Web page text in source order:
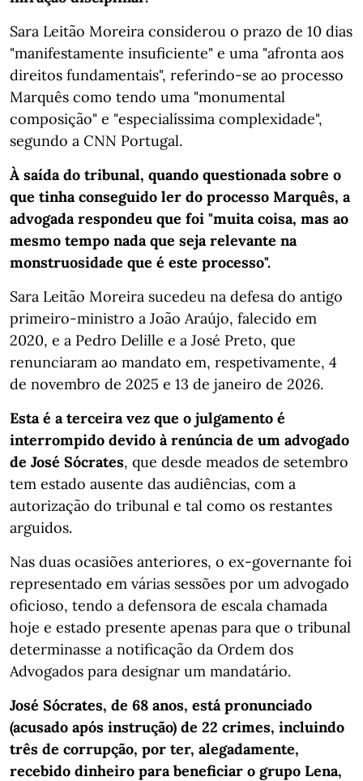
Sara Leitão Moreira considerou o prazo de 10 dias
"manifestamente insuficiente" e uma "afronta aos
direitos fundamentais", referindo-se ao processo
Marquês como tendo uma "monumental
composição" e "especialíssima complexidade",
segundo a CNN Portugal.
À saída do tribunal, quando questionada sobre o
que tinha conseguido ler do processo Marquês, a
advogada respondeu que foi "muita coisa, mas ao
mesmo tempo nada que seja relevante na
monstruosidade que é este processo".
Sara Leitão Moreira sucedeu na defesa do antigo
primeiro-ministro a João Araújo, falecido em
2020, e a Pedro Delille e a José Preto, que
renunciaram ao mandato em, respetivamente, 4
de novembro de 2025 e 13 de janeiro de 2026.
Esta é a terceira vez que o julgamento é
interrompido devido à renúncia de um advogado
de José Sócrates, que desde meados de setembro
tem estado ausente das audiências, com a
autorização do tribunal e tal como os restantes
arguidos.
Nas duas ocasiões anteriores, o ex-governante foi
representado em várias sessões por um advogado
oficioso, tendo a defensora de escala chamada
hoje e estado presente apenas para que o tribunal
determinasse a notificação da Ordem dos
Advogados para designar um mandatário.
José Sócrates, de 68 anos, está pronunciado
(acusado após instrução) de 22 crimes, incluindo
três de corrupção, por ter, alegadamente,
recebido dinheiro para beneficiar o grupo Lena,